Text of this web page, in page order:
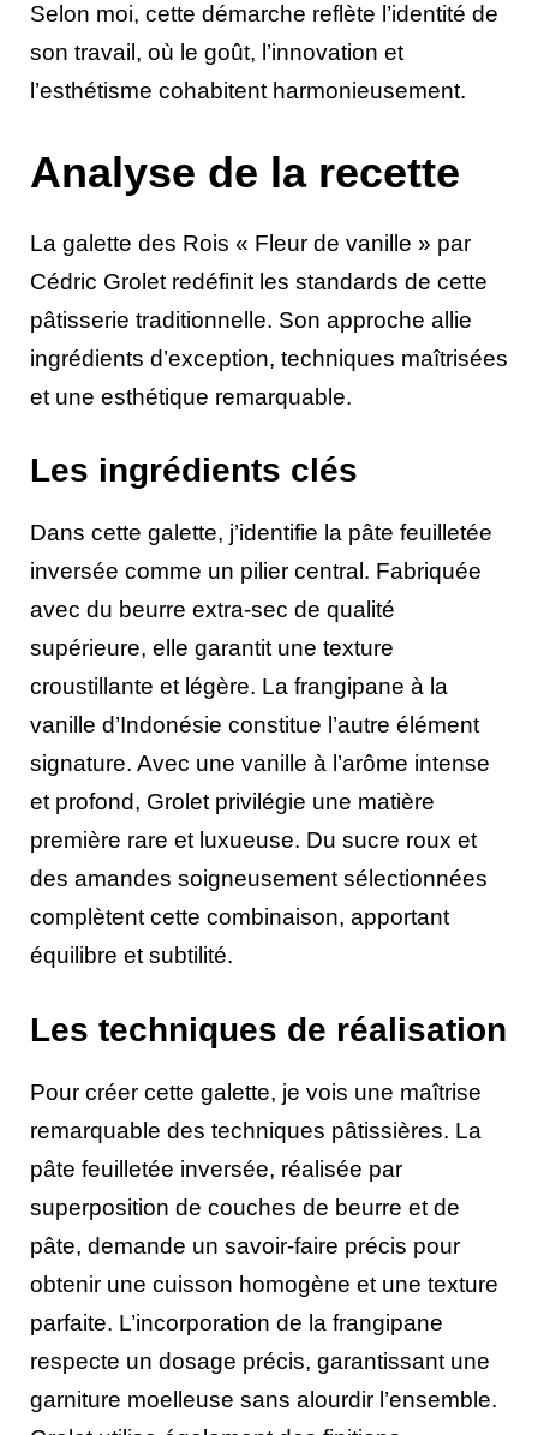
Selon moi, cette démarche reflète l’identité de
son travail, où le goût, l’innovation et
l’esthétisme cohabitent harmonieusement.
Analyse de la recette
La galette des Rois « Fleur de vanille » par
Cédric Grolet redéfinit les standards de cette
pâtisserie traditionnelle. Son approche allie
ingrédients d’exception, techniques maîtrisées
et une esthétique remarquable.
Les ingrédients clés
Dans cette galette, j’identifie la pâte feuilletée
inversée comme un pilier central. Fabriquée
avec du beurre extra-sec de qualité
supérieure, elle garantit une texture
croustillante et légère. La frangipane à la
vanille d’Indonésie constitue l’autre élément
signature. Avec une vanille à l’arôme intense
et profond, Grolet privilégie une matière
première rare et luxueuse. Du sucre roux et
des amandes soigneusement sélectionnées
complètent cette combinaison, apportant
équilibre et subtilité.
Les techniques de réalisation
Pour créer cette galette, je vois une maîtrise
remarquable des techniques pâtissières. La
pâte feuilletée inversée, réalisée par
superposition de couches de beurre et de
pâte, demande un savoir-faire précis pour
obtenir une cuisson homogène et une texture
parfaite. L’incorporation de la frangipane
respecte un dosage précis, garantissant une
garniture moelleuse sans alourdir l’ensemble.